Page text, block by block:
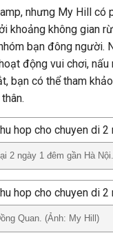
nhưng My Hill có
khoảng không gian
bạn đông người.
động vui chơi, nấu
bạn có thể tham
2 ngày 1 đêm gần Hà
Quan. (Ảnh: My Hill)